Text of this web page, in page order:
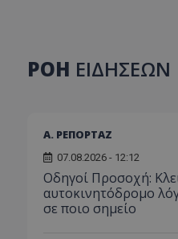
ΡΟΗ ΕΙΔΗΣΕΩΝ
Α. ΡΕΠΟΡΤΑΖ
07.08.2026 - 12:12
Οδηγοί Προσοχή:
αυτοκινητόδρομο
σε ποιο σημείο